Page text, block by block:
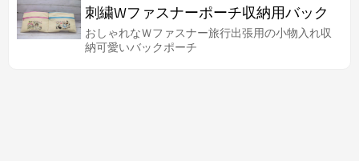
刺繍Wファスナーポーチ収納用バック
おしゃれなＷファスナー旅行出張用の小物入れ収
納可愛いバックポーチ